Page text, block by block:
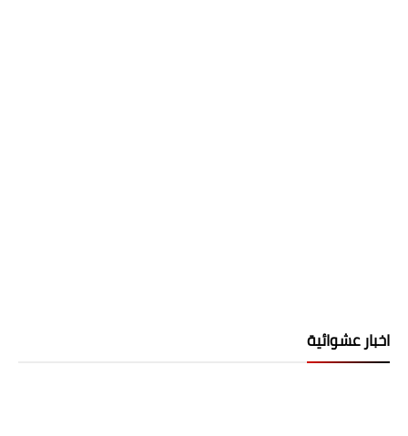
اخبار عشوائية